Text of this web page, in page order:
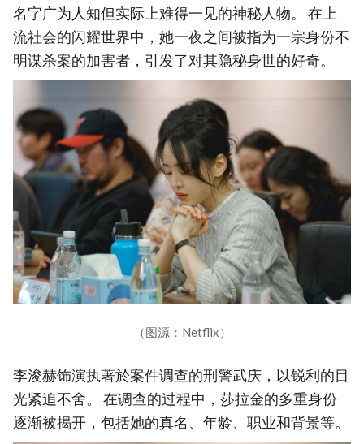
名字广为人知但实际上难得一见的神秘人物。 在上
流社会的闪耀世界中，她一夜之间被指为一宗身份不
明谋杀案的加害者，引发了对其隐秘身世的好奇。
（图源：Netflix）
李浚赫饰演执著於案件调查的刑警武庆，以锐利的目
光紧追不舍。 在调查的过程中，莎拉金的多重身份
逐渐被揭开，包括她的真名、年龄、职业和背景等。